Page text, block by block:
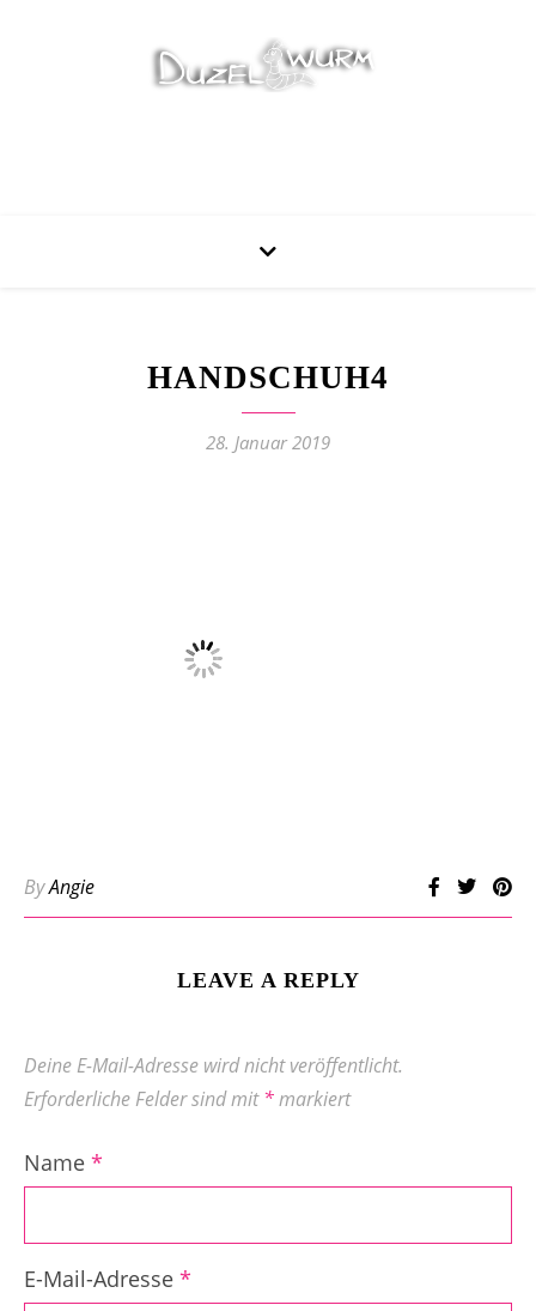
HANDSCHUH4
28. Januar 2019
ByAngie
LEAVE A REPLY
Deine E-Mail-Adresse wird nicht veröffentlicht.
Erforderliche Felder sind mit*markiert
Name *
E-Mail-Adresse *